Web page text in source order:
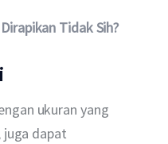
Tidak Sih?
ukuran yang
dapat